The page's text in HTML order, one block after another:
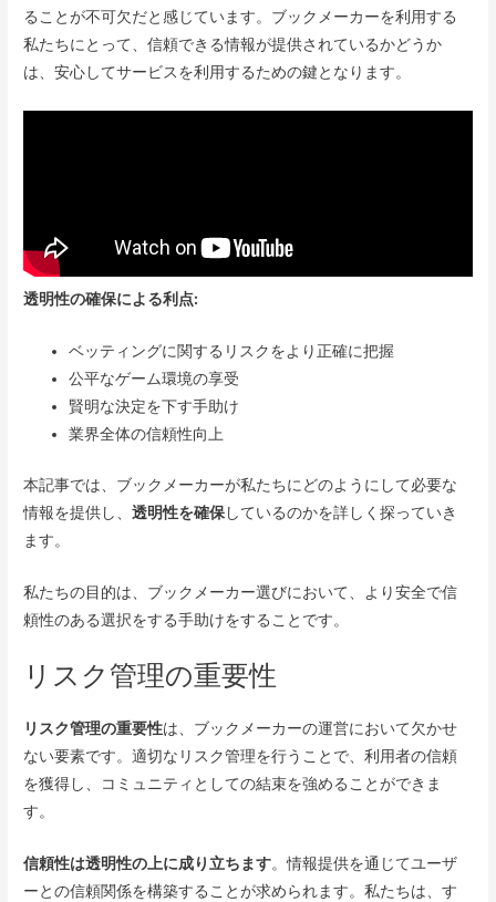
ることが不可欠だと感じています。ブックメーカーを利用する
私たちにとって、信頼できる情報が提供されているかどうか
は、安心してサービスを利用するための鍵となります。
透明性の確保による利点:
ベッティングに関するリスクをより正確に把握
公平なゲーム環境の享受
賢明な決定を下す手助け
業界全体の信頼性向上
本記事では、ブックメーカーが私たちにどのようにして必要な
情報を提供し、透明性を確保しているのかを詳しく探っていき
ます。
私たちの目的は、ブックメーカー選びにおいて、より安全で信
頼性のある選択をする手助けをすることです。
リスク管理の重要性
リスク管理の重要性は、ブックメーカーの運営において欠かせ
ない要素です。適切なリスク管理を行うことで、利用者の信頼
を獲得し、コミュニティとしての結束を強めることができま
す。
信頼性は透明性の上に成り立ちます。情報提供を通じてユーザ
ーとの信頼関係を構築することが求められます。私たちは、す